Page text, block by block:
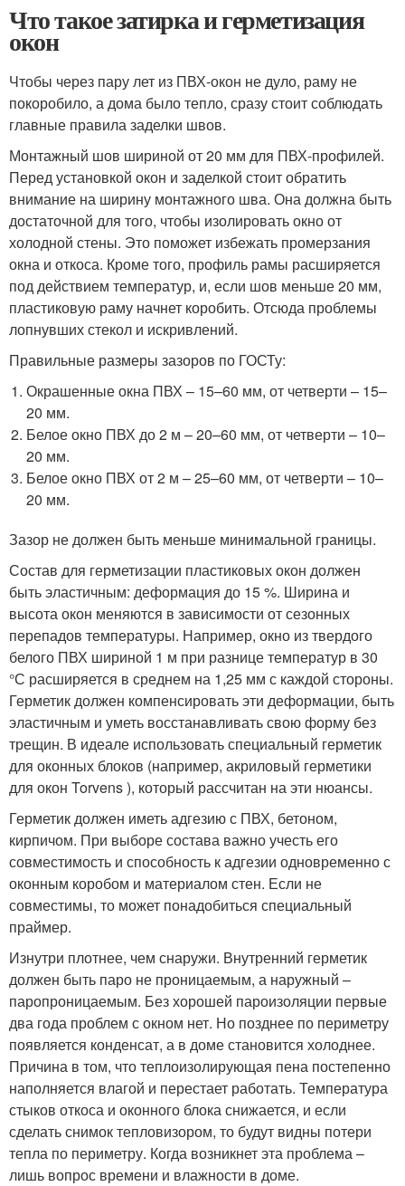
Что такое затирка и герметизация
окон
Чтобы через пару лет из ПВХ-окон не дуло, раму не
покоробило, а дома было тепло, сразу стоит соблюдать
главные правила заделки швов.
Монтажный шов шириной от 20 мм для ПВХ-профилей.
Перед установкой окон и заделкой стоит обратить
внимание на ширину монтажного шва. Она должна быть
достаточной для того, чтобы изолировать окно от
холодной стены. Это поможет избежать промерзания
окна и откоса. Кроме того, профиль рамы расширяется
под действием температур, и, если шов меньше 20 мм,
пластиковую раму начнет коробить. Отсюда проблемы
лопнувших стекол и искривлений.
Правильные размеры зазоров по ГОСТу:
Окрашенные окна ПВХ – 15–60 мм, от четверти – 15–
20 мм.
Белое окно ПВХ до 2 м – 20–60 мм, от четверти – 10–
20 мм.
Белое окно ПВХ от 2 м – 25–60 мм, от четверти – 10–
20 мм.
Зазор не должен быть меньше минимальной границы.
Состав для герметизации пластиковых окон должен
быть эластичным: деформация до 15 %. Ширина и
высота окон меняются в зависимости от сезонных
перепадов температуры. Например, окно из твердого
белого ПВХ шириной 1 м при разнице температур в 30
°С расширяется в среднем на 1,25 мм с каждой стороны.
Герметик должен компенсировать эти деформации, быть
эластичным и уметь восстанавливать свою форму без
трещин. В идеале использовать специальный герметик
для оконных блоков (например, акриловый герметики
для окон Torvens ), который рассчитан на эти нюансы.
Герметик должен иметь адгезию с ПВХ, бетоном,
кирпичом. При выборе состава важно учесть его
совместимость и способность к адгезии одновременно с
оконным коробом и материалом стен. Если не
совместимы, то может понадобиться специальный
праймер.
Изнутри плотнее, чем снаружи. Внутренний герметик
должен быть паро не проницаемым, а наружный –
паропроницаемым. Без хорошей пароизоляции первые
два года проблем с окном нет. Но позднее по периметру
появляется конденсат, а в доме становится холоднее.
Причина в том, что теплоизолирующая пена постепенно
наполняется влагой и перестает работать. Температура
стыков откоса и оконного блока снижается, и если
сделать снимок тепловизором, то будут видны потери
тепла по периметру. Когда возникнет эта проблема –
лишь вопрос времени и влажности в доме.